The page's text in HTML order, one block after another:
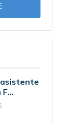
asistente